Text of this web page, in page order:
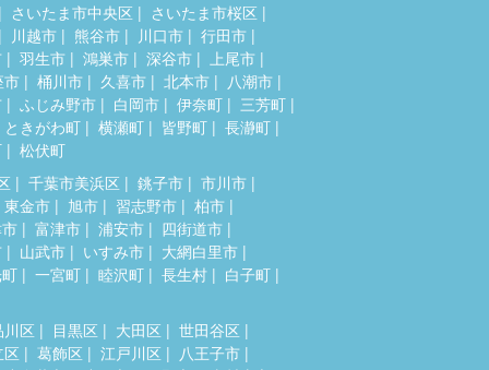
さいたま市中央区
さいたま市桜区
川越市
熊谷市 川口市
行田市
羽生市 鴻巣市 深谷市
上尾市
市
桶川市 久喜市 北本市
八潮市
ふじみ野市 白岡市 伊奈町
三芳町
ときがわ町
横瀬町 皆野町
長瀞町
松伏町
千葉市美浜区 銚子市
市川市
東金市
旭市 習志野市
柏市
富津市 浦安市
四街道市
山武市 いすみ市
大網白里市
一宮町 睦沢町 長生村 白子町
川区 目黒区 大田区
世田谷区
葛飾区 江戸川区
八王子市